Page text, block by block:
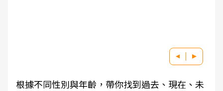
根據不同性別與年齡，帶你找到過去、現在、未